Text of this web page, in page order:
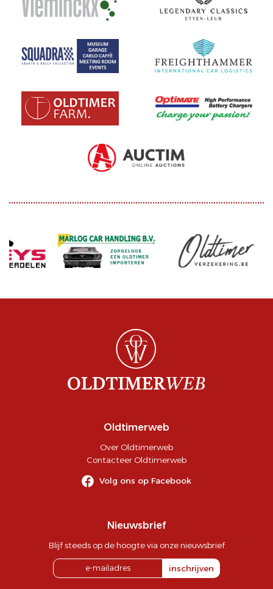
Oldtimerweb
Over Oldtimerweb
Contacteer Oldtimerweb
Volg ons op Facebook
Nieuwsbrief
Blijf steeds op de hoogte via onze nieuwsbrief
inschrijven